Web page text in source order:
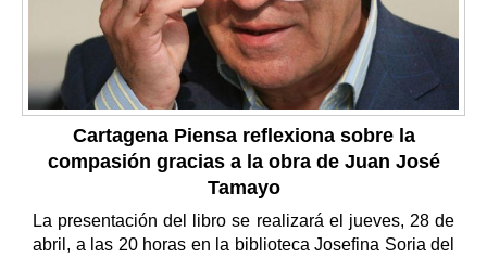
Cartagena Piensa reflexiona sobre la
compasión gracias a la obra de Juan José
Tamayo
La presentación del libro se realizará el jueves, 28 de
abril, a las 20 horas en la biblioteca Josefina Soria del